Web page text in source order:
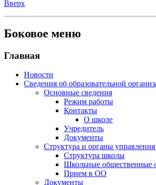
Вверх
Боковое меню
Главная
Новости
Сведения об образовательной
Основные сведения
Режим работы
Контакты
О школе
Учредитель
Документы
Структура и органы
Структура школы
Школьные общественные
Прием в ОО
Документы